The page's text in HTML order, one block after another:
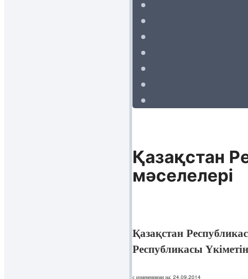
Қазақстан
мәселелері
Қазақстан
Республикасы
с изменениями на: 24.09.2014